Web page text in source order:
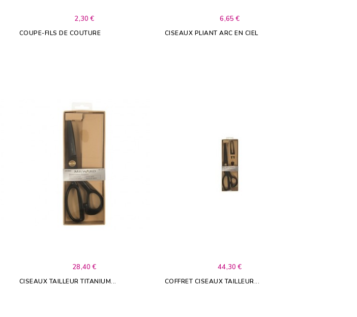
2,30 €
COUPE-FILS DE COUTURE
6,65 €
CISEAUX PLIANT ARC EN CIEL
28,40 €
CISEAUX TAILLEUR TITANIUM...
44,30 €
COFFRET CISEAUX TAILLEUR...